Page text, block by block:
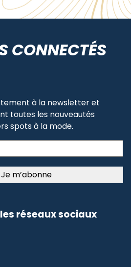
CONNECTÉS
à la newsletter et
toutes les nouveautés
spots à la mode.
réseaux sociaux